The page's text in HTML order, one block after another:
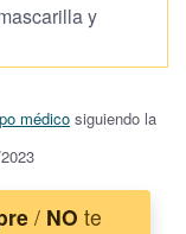
y
médico siguiendo la
/ NO te